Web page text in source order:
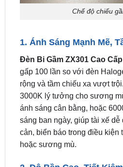
1. Ánh Sáng Mạnh Mẽ,
gấp 100 lần so với đèn
rộng và tầm chiếu xa vượt
3000K lý tưởng cho sương
ánh sáng cân bằng, hoặc
sáng ban ngày, giúp tài xế dễ
cản, biển báo trong điều kiện
hoặc sương mù.
2. Độ Bền Cao, Tiết Kiệm